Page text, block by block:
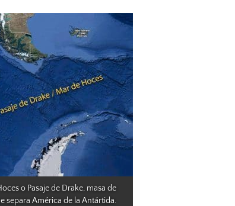
o Pasaje de Drake, masa de
separa América de la Antártida.